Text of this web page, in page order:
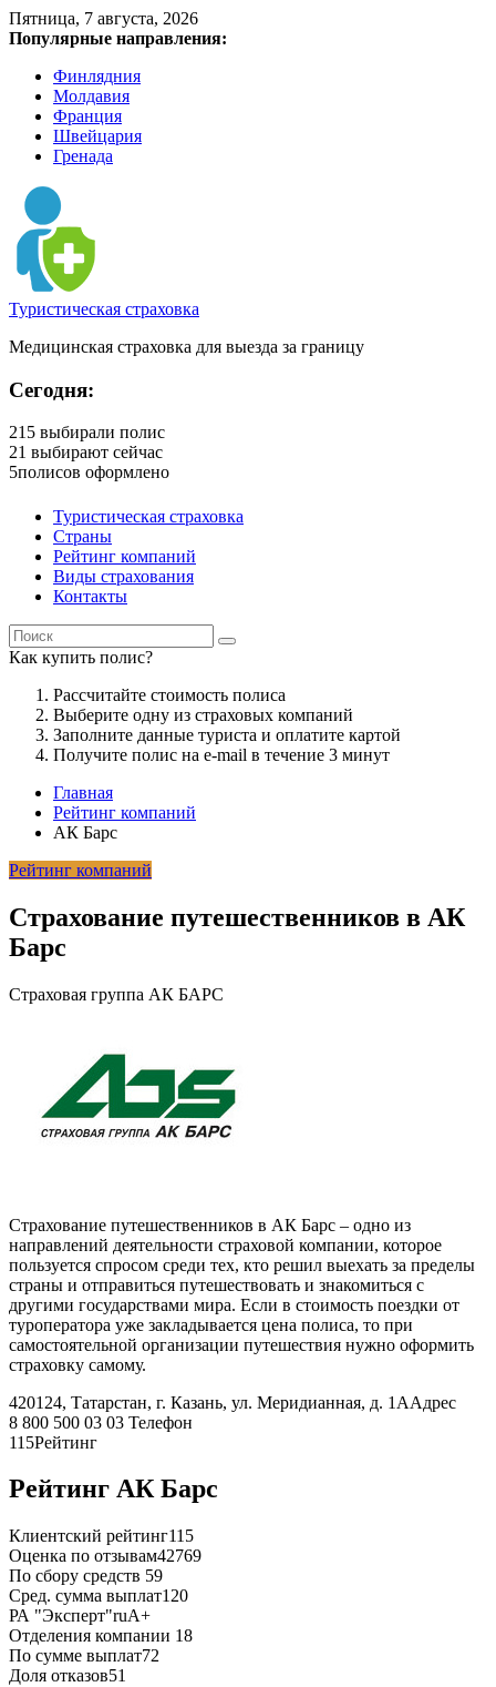
Пятница, 7 августа, 2026
Популярные направления:
Финлядния
Молдавия
Франция
Швейцария
Гренада
Туристическая страховка
Медицинская страховка для выезда за границу
Сегодня:
215 выбирали полис
21 выбирают сейчас
5полисов оформлено
Туристическая страховка
Страны
Рейтинг компаний
Виды страхования
Контакты
Как купить полис?
Рассчитайте стоимость полиса
Выберите одну из страховых компаний
Заполните данные туриста и оплатите картой
Получите полис на e-mail в течение 3 минут
Главная
Рейтинг компаний
АК Барс
Рейтинг компаний
Страхование путешественников в АК
Барс
Страховая группа АК БАРС
Страхование путешественников в АК Барс – одно из
направлений деятельности страховой компании, которое
пользуется спросом среди тех, кто решил выехать за пределы
страны и отправиться путешествовать и знакомиться с
другими государствами мира. Если в стоимость поездки от
туроператора уже закладывается цена полиса, то при
самостоятельной организации путешествия нужно оформить
страховку самому.
420124, Татарстан, г. Казань, ул. Меридианная, д. 1ААдрес
8 800 500 03 03 Телефон
115Рейтинг
Рейтинг АК Барс
Клиентский рейтинг115
Оценка по отзывам42769
По сбору средств 59
Сред. сумма выплат120
РА "Эксперт"ruA+
Отделения компании 18
По сумме выплат72
Доля отказов51